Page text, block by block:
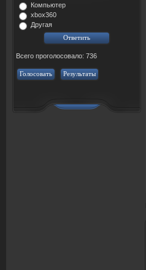
Компьютер
xbox360
Другая
Всего проголосовало: 736
Голосовать Результаты